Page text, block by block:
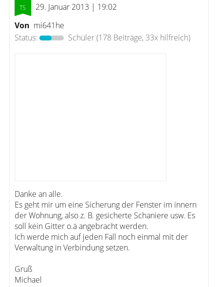
29. Januar 2013 | 19:02
Von mi641he
Status:
Schüler(178 Beiträge, 33x hilfreich)
Danke an alle.
Es geht mir um eine Sicherung der Fenster im innern
der Wohnung, also z. B. gesicherte Schaniere usw. Es
soll kein Gitter o.ä angebracht werden.
Ich werde mich auf jeden Fall noch einmal mit der
Verwaltung in Verbindung setzen.
Gruß
Michael